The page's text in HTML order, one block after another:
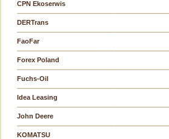
CPN Ekoserwis
DERTrans
FaoFar
Forex Poland
Fuchs-Oil
Idea Leasing
John Deere
KOMATSU